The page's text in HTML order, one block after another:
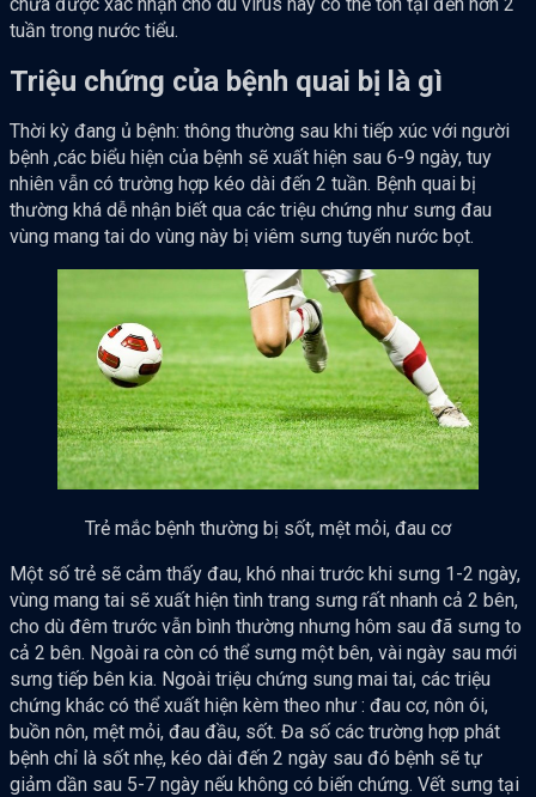
tuần trong nước tiểu.
Triệu chứng của bệnh quai bị là gì
Thời kỳ đang ủ bệnh: thông thường sau khi tiếp xúc với người
bệnh ,các biểu hiện của bệnh sẽ xuất hiện sau 6-9 ngày, tuy
nhiên vẫn có trường hợp kéo dài đến 2 tuần. Bệnh quai bị
thường khá dễ nhận biết qua các triệu chứng như sưng đau
vùng mang tai do vùng này bị viêm sưng tuyến nước bọt.
Trẻ mắc bệnh thường bị sốt, mệt mỏi, đau cơ
Một số trẻ sẽ cảm thấy đau, khó nhai trước khi sưng 1-2 ngày,
vùng mang tai sẽ xuất hiện tình trang sưng rất nhanh cả 2 bên,
cho dù đêm trước vẫn bình thường nhưng hôm sau đã sưng to
cả 2 bên. Ngoài ra còn có thể sưng một bên, vài ngày sau mới
sưng tiếp bên kia. Ngoài triệu chứng sung mai tai, các triệu
chứng khác có thể xuất hiện kèm theo như : đau cơ, nôn ói,
buồn nôn, mệt mỏi, đau đầu, sốt. Đa số các trường hợp phát
bệnh chỉ là sốt nhẹ, kéo dài đến 2 ngày sau đó bệnh sẽ tự
giảm dần sau 5-7 ngày nếu không có biến chứng. Vết sưng tại